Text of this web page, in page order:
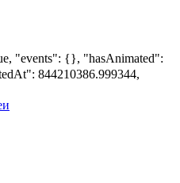
"events": {}, "hasAnimated":
844210386.999344,